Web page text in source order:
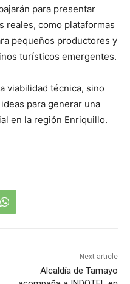
para presentar
reales, como plataformas
pequeños productores y
turísticos emergentes.
viabilidad técnica, sino
para generar una
en la región Enriquillo.
Next article
Alcaldía de Tamayo